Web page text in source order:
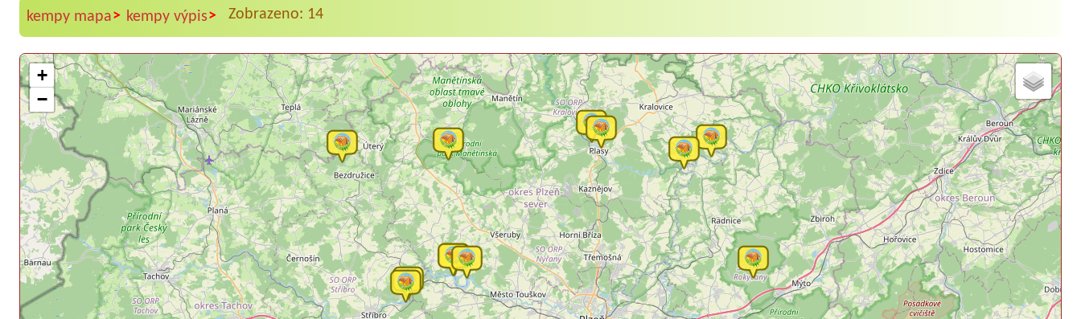
kempy mapa> kempy výpis> Zobrazeno: 14
+
−